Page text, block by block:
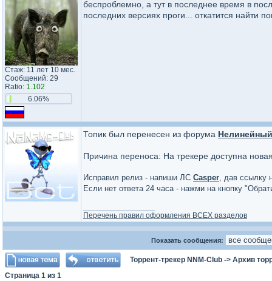
Стаж: 11 лет 10 мес.
Сообщений: 29
Ratio: 1.102
6.06%
беспроблемно, а тут в последнее время в
последних версиях проги... откатится найти
Топик был перенесен из форума
Причина переноса: На трекере доступна
Исправил релиз - напиши ЛС Casper, дав ссылку
Если нет ответа 24 часа - нажми на кнопку
Перечень правил оформления ВСЕХ разделов
Показать сообщения:
Торрент-трекер NNM-Club -> Архив
Страница 1 из 1